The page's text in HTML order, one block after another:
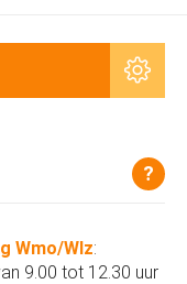
?
Wmo/Wlz:
9.00 tot 12.30 uur